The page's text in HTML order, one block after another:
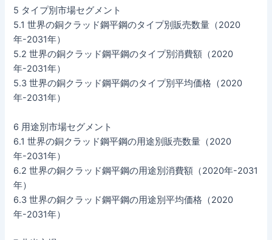
5 タイプ別市場セグメント
5.1 世界の銅クラッド鋼平鋼のタイプ別販売数量（2020
年-2031年）
5.2 世界の銅クラッド鋼平鋼のタイプ別消費額（2020
年-2031年）
5.3 世界の銅クラッド鋼平鋼のタイプ別平均価格（2020
年-2031年）
6 用途別市場セグメント
6.1 世界の銅クラッド鋼平鋼の用途別販売数量（2020
年-2031年）
6.2 世界の銅クラッド鋼平鋼の用途別消費額（2020年-2031
年）
6.3 世界の銅クラッド鋼平鋼の用途別平均価格（2020
年-2031年）